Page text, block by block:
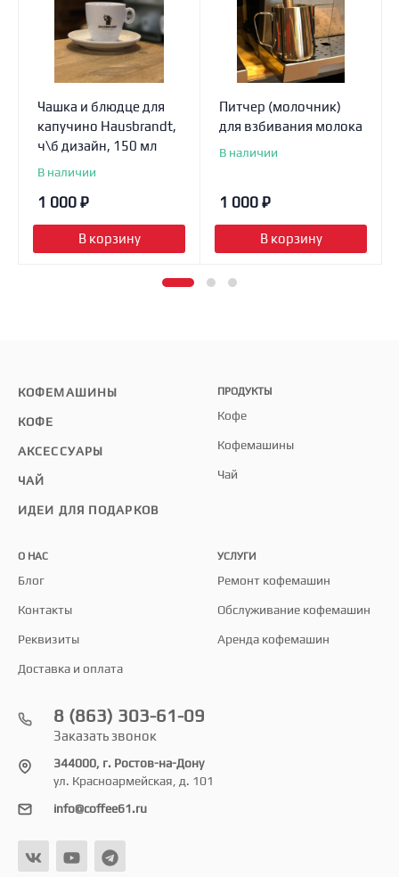
Чашка и блюдце для
капучино Hausbrandt,
ч\б дизайн, 150 мл
В наличии
1 000 ₽
В корзину
Питчер (молочник)
для взбивания молока
В наличии
1 000 ₽
В корзину
КОФЕМАШИНЫ
КОФЕ
АКСЕССУАРЫ
ЧАЙ
ИДЕИ ДЛЯ ПОДАРКОВ
ПРОДУКТЫ
Кофе
Кофемашины
Чай
О НАС
Блог
Контакты
Реквизиты
Доставка и оплата
УСЛУГИ
Ремонт кофемашин
Обслуживание кофемашин
Аренда кофемашин
8 (863) 303-61-09
Заказать звонок
344000, г. Ростов-на-Дону
ул. Красноармейская, д. 101
info@coffee61.ru